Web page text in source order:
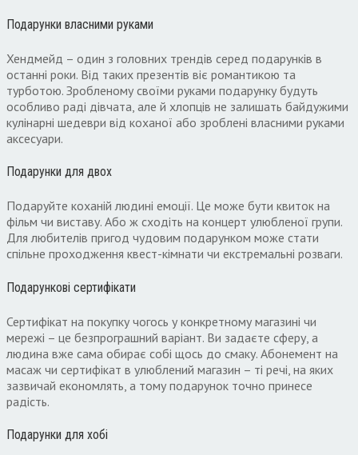
Подарунки власними руками
Хендмейд – один з головних трендів серед подарунків в
останні роки. Від таких презентів віє романтикою та
турботою. Зробленому своїми руками подарунку будуть
особливо раді дівчата, але й хлопців не залишать байдужими
кулінарні шедеври від коханої або зроблені власними руками
аксесуари.
Подарунки для двох
Подаруйте коханій людині емоції. Це може бути квиток на
фільм чи виставу. Або ж сходіть на концерт улюбленої групи.
Для любителів пригод чудовим подарунком може стати
спільне проходження квест-кімнати чи екстремальні розваги.
Подарункові сертифікати
Сертифікат на покупку чогось у конкретному магазині чи
мережі – це безпрограшний варіант. Ви задаєте сферу, а
людина вже сама обирає собі щось до смаку. Абонемент на
масаж чи сертифікат в улюблений магазин – ті речі, на яких
зазвичай економлять, а тому подарунок точно принесе
радість.
Подарунки для хобі